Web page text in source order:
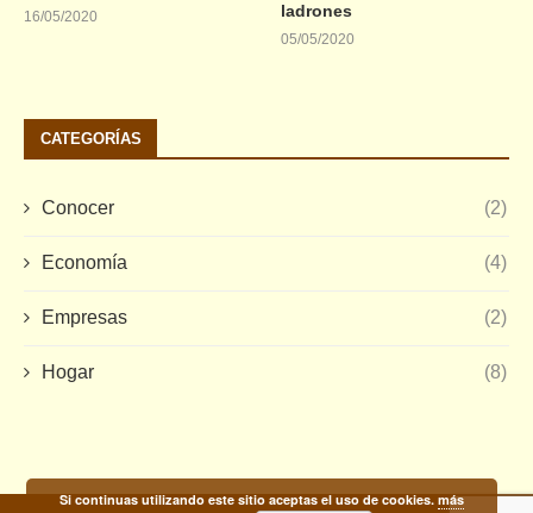
16/05/2020
ladrones
05/05/2020
CATEGORÍAS
Conocer (2)
Economía (4)
Empresas (2)
Hogar (8)
Si continuas utilizando este sitio aceptas el uso de cookies.más